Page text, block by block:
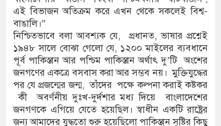
এই বিভাজন অতিক্রম করে এখন থেকে সকলেই বিশ্ব-
বাঙালি।”
নিশ্চিতভাবে বলা আবশ্যক যে, প্রধানত, ভাষার প্রশ্নেই
১৯৪৮ সালে বোঝা গেলো যে, ১২০০ মাইলের ব্যবধানে
পূর্ব পাকিস্তান আর পশ্চিম পাকিস্তান অর্থাৎ দু’টি অংশের
জনগণের একত্রে বসবাস করা আর সম্ভব নয়। মুক্তিযুদ্ধের
পর যে প্রজন্মের জন্ম, তাঁদের পক্ষে কল্পনা করাই কষ্টকর
কী অবর্ণনীয় দুঃখ-দুর্দশার মধ্য দিয়ে বাংলাদেশের
জনগণকে এগিয়ে যেতে হয়েছিল। স্বাধীন একটি রাষ্ট্রের
জন্য আমাদের যুদ্ধতো শুরু হয়েছিলো পাকিস্তান সৃষ্টির কিছু